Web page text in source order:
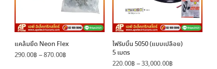
แคล้มยึด Neon Flex
290.00฿ –870.00฿
ไฟริบบิ้น 5050 (แบบเปลือย)
5 เมตร
220.00฿ –33,000.00฿Price